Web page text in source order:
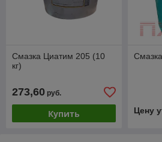
Смазка Циатим 205 (10
кг)
273,60 руб.
Купить Цену